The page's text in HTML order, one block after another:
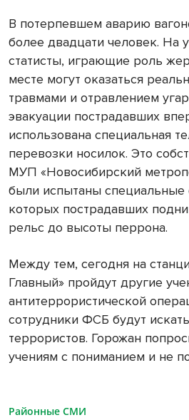
В потерпевшем аварию
более двадцати человек. На
статисты, играющие роль
месте могут оказаться
травмами и отравлением
эвакуации пострадавших
использована специальная
перевозки носилок. Это
МУП «Новосибирский
были испытаны
которых пострадавших
рельс до высоты перрона.
Между тем, сегодня на
Главный» пройдут другие
антитеррористической
сотрудники ФСБ будут
террористов. Горожан
учениям с пониманием и не
Районные СМИ